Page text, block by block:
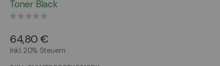
springen
Toner Black
64,80 €
Inkl. 20% Steuern